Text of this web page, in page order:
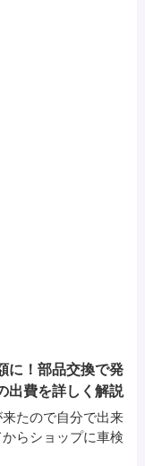
に！部品交換で発
出費を詳しく解説
たので自分で出来
らショップに車検